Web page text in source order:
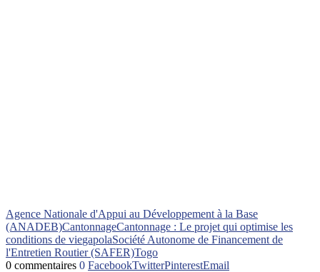
Agence Nationale d'Appui au Développement à la Base
(ANADEB)CantonnageCantonnage : Le projet qui optimise les
conditions de viegapolaSociété Autonome de Financement de
l'Entretien Routier (SAFER)Togo
0 commentaires 0 FacebookTwitterPinterestEmail